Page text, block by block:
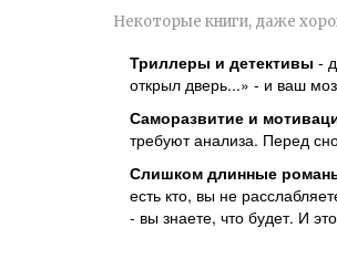
Некоторые книги, даже
Триллеры и детективы -
открыл дверь...» - и ваш
Саморазвитие и
требуют анализа. Перед
Слишком длинные
есть кто, вы не
- вы знаете, что будет. И